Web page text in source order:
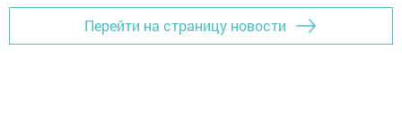
Перейти на страницу новости